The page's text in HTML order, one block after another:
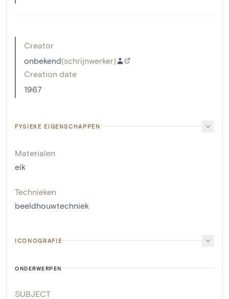
Creator
onbekend(schrijnwerker)
Creation date
1967
FYSIEKE EIGENSCHAPPEN
Materialen
eik
Technieken
beeldhouwtechniek
ICONOGRAFIE
ONDERWERPEN
SUBJECT